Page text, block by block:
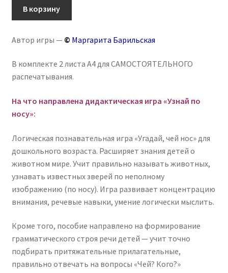
Игра
на
«Узнай
носу»
В корзину
Автор игры — © Маргарита Барильская
В комплекте 2 листа А4 для САМОСТОЯТЕЛЬНОГО
распечатывания.
На что направлена дидактическая игра «Узнай по
носу»:
Логическая познавательная игра «Угадай, чей нос» для
дошкольного возраста. Расширяет знания детей о
животном мире. Учит правильно называть животных,
узнавать известных зверей по неполному
изображению (по носу). Игра развивает концентрацию
внимания, речевые навыки, умение логически мыслить.
Кроме того, пособие направлено на формирование
грамматического строя речи детей — учит точно
подбирать притяжательные прилагательные,
правильно отвечать на вопросы «Чей? Кого?»